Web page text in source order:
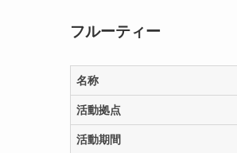
フルーティー
名称
活動拠点
活動期間